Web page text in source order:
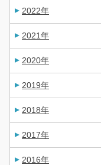
2022年
2021年
2020年
2019年
2018年
2017年
2016年